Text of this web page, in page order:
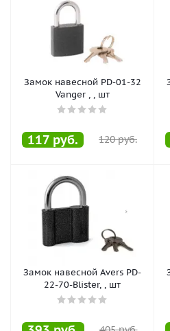
Замок навесной PD-01-32
Vanger , , шт
117 руб. 120руб.
Замок навесной Avers PD-
22-70-Blister, , шт